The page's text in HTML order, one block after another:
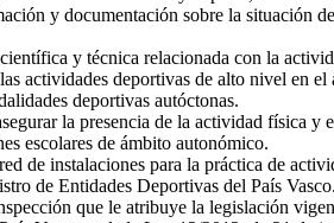
y documentación sobre la situación
y técnica relacionada con la
actividades deportivas de alto nivel en
deportivas autóctonas.
la presencia de la actividad física y
escolares de ámbito autonómico.
de instalaciones para la práctica de
de Entidades Deportivas del País Vasco.
que le atribuye la legislación